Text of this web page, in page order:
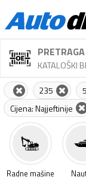
PRETRAGA
KATALOŠKI
235
Cijena: Najjeftinije
Radne mašine